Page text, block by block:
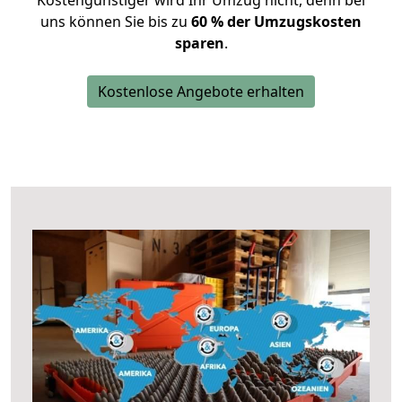
uns können Sie bis zu 60 % der Umzugskosten
sparen.
Kostenlose Angebote erhalten